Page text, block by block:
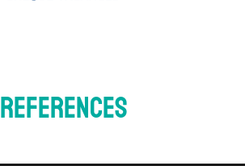
References